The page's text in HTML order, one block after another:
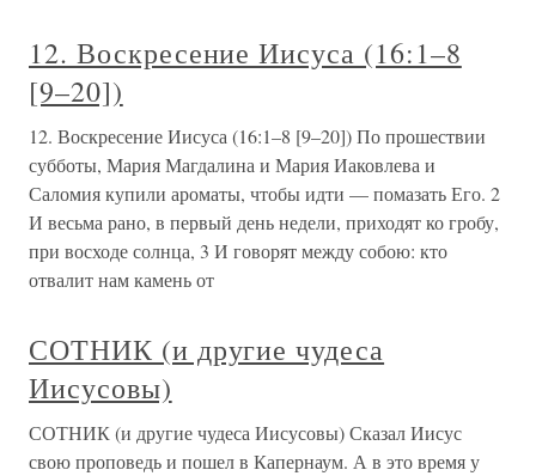
12. Воскресение Иисуса (16:1–8
[9–20])
12. Воскресение Иисуса (16:1–8 [9–20]) По прошествии
субботы, Мария Магдалина и Мария Иаковлева и
Саломия купили ароматы, чтобы идти — помазать Его. 2
И весьма рано, в первый день недели, приходят ко гробу,
при восходе солнца, 3 И говорят между собою: кто
отвалит нам камень от
СОТНИК (и другие чудеса
Иисусовы)
СОТНИК (и другие чудеса Иисусовы) Сказал Иисус
свою проповедь и пошел в Капернаум. А в это время у